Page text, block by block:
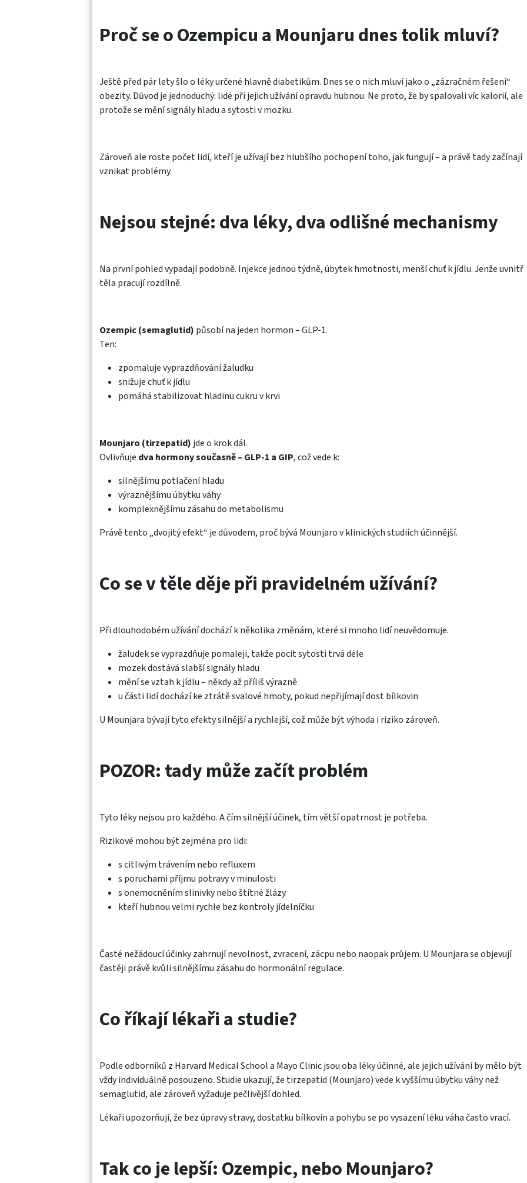
Proč se o Ozempicu a Mounjaru dnes tolik mluví?
Ještě před pár lety šlo o léky určené hlavně diabetikům. Dnes se o nich mluví jako o „zázračném řešení“
obezity. Důvod je jednoduchý: lidé při jejich užívání opravdu hubnou. Ne proto, že by spalovali víc kalorií, ale
protože se mění signály hladu a sytosti v mozku.
Zároveň ale roste počet lidí, kteří je užívají bez hlubšího pochopení toho, jak fungují – a právě tady začínají
vznikat problémy.
Nejsou stejné: dva léky, dva odlišné mechanismy
Na první pohled vypadají podobně. Injekce jednou týdně, úbytek hmotnosti, menší chuť k jídlu. Jenže uvnitř
těla pracují rozdílně.
Ozempic (semaglutid) působí na jeden hormon – GLP-1.
Ten:
zpomaluje vyprazdňování žaludku
snižuje chuť k jídlu
pomáhá stabilizovat hladinu cukru v krvi
Mounjaro (tirzepatid) jde o krok dál.
Ovlivňuje dva hormony současně – GLP-1 a GIP, což vede k:
silnějšímu potlačení hladu
výraznějšímu úbytku váhy
komplexnějšímu zásahu do metabolismu
Právě tento „dvojitý efekt“ je důvodem, proč bývá Mounjaro v klinických studiích účinnější.
Co se v těle děje při pravidelném užívání?
Při dlouhodobém užívání dochází k několika změnám, které si mnoho lidí neuvědomuje.
žaludek se vyprazdňuje pomaleji, takže pocit sytosti trvá déle
mozek dostává slabší signály hladu
mění se vztah k jídlu – někdy až příliš výrazně
u části lidí dochází ke ztrátě svalové hmoty, pokud nepřijímají dost bílkovin
U Mounjara bývají tyto efekty silnější a rychlejší, což může být výhoda i riziko zároveň.
POZOR: tady může začít problém
Tyto léky nejsou pro každého. A čím silnější účinek, tím větší opatrnost je potřeba.
Rizikové mohou být zejména pro lidi:
s citlivým trávením nebo refluxem
s poruchami příjmu potravy v minulosti
s onemocněním slinivky nebo štítné žlázy
kteří hubnou velmi rychle bez kontroly jídelníčku
Časté nežádoucí účinky zahrnují nevolnost, zvracení, zácpu nebo naopak průjem. U Mounjara se objevují
častěji právě kvůli silnějšímu zásahu do hormonální regulace.
Co říkají lékaři a studie?
Podle odborníků z Harvard Medical School a Mayo Clinic jsou oba léky účinné, ale jejich užívání by mělo být
vždy individuálně posouzeno. Studie ukazují, že tirzepatid (Mounjaro) vede k vyššímu úbytku váhy než
semaglutid, ale zároveň vyžaduje pečlivější dohled.
Lékaři upozorňují, že bez úpravy stravy, dostatku bílkovin a pohybu se po vysazení léku váha často vrací.
Tak co je lepší: Ozempic, nebo Mounjaro?